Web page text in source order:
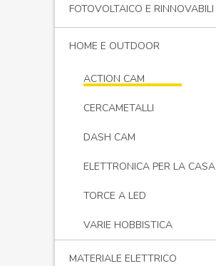
FOTOVOLTAICO E RINNOVABILI
HOME E OUTDOOR
ACTION CAM
CERCAMETALLI
DASH CAM
ELETTRONICA PER LA CASA
TORCE A LED
VARIE HOBBISTICA
MATERIALE ELETTRICO